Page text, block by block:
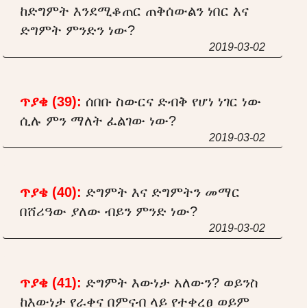
ከድግምት እንደሚቆጠር ጠቅሰውልን ነበር እና
ድግምት ምንድን ነው?
2019-03-02
ጥያቄ (39): ሰበቡ ስውርና ድብቅ የሆነ ነገር ነው
ሲሉ ምን ማለት ፈልገው ነው?
2019-03-02
ጥያቄ (40): ድግምት እና ድግምትን መማር
በሸሪዓው ያለው ብይን ምንድ ነው?
2019-03-02
ጥያቄ (41): ድግምት እውነታ አለውን? ወይንስ
ከእውነታ የራቀና በምናብ ላይ የተቀረፀ ወይም